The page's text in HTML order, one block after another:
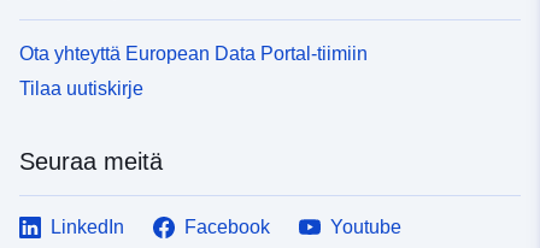
Ota yhteyttä European Data Portal-tiimiin
Tilaa uutiskirje
Seuraa meitä
LinkedIn Facebook
Youtube